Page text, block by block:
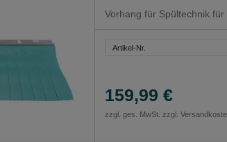
Vorhang für Spültechnik
Artikel-Nr.
159,99 €
zzgl. ges. MwSt. zzgl.